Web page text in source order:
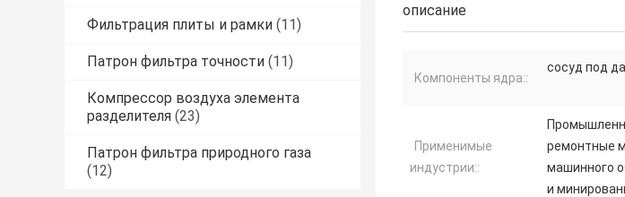
Фильтрация плиты и рамки (11)
Патрон фильтра точности (11)
Компрессор воздуха элемента
разделителя (23)
Патрон фильтра природного газа
(12)
описание
Компоненты ядра::
сосуд под
Применимые
индустрии::
ремонтные
машинного
и